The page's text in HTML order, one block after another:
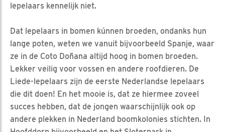
lepelaars kennelijk niet.
Dat lepelaars in bomen kúnnen broeden, ondanks hun
lange poten, weten we vanuit bijvoorbeeld Spanje, waar
ze in de Coto Doñana altijd hoog in bomen broeden.
Lekker veilig voor vossen en andere roofdieren. De
Liede-lepelaars zijn de eerste Nederlandse lepelaars
die dit doen! En het mooie is, dat ze hiermee zoveel
succes hebben, dat de jongen waarschijnlijk ook op
andere plekken in Nederland boomkolonies stichten. In